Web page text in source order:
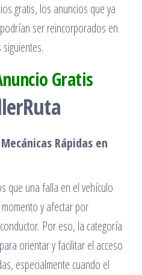
gratis, los anuncios que ya
ser reincorporados en
Gratis
Rápidas en
que una falla en el vehículo
y afectar por
Por eso, la categoría
orientar y facilitar el acceso
especialmente cuando el